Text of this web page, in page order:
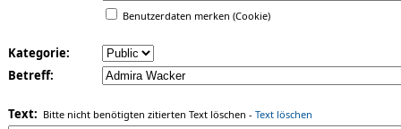
Benutzerdaten merken (Cookie)
Kategorie:
Betreff:
Text: Bitte nicht benötigten zitierten Text löschen - Text löschen